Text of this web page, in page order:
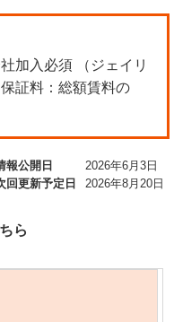
加入必須
（ジェイリ
保証料：総額賃料の
報公開日
2026年6月3日
回更新予定日
2026年8月20日
ら